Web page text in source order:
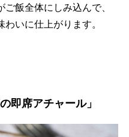
飯全体にしみ込んで、
いに仕上がります。
即席アチャール」